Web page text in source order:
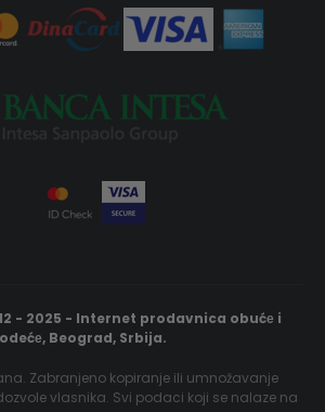
- 2025 - Internet prodavnica obućе i
odećе, Beograd, Srbija.
Zabranjeno kopiranje ili umnožavanje
vlasnika. Svi podaci koji se nalaze na